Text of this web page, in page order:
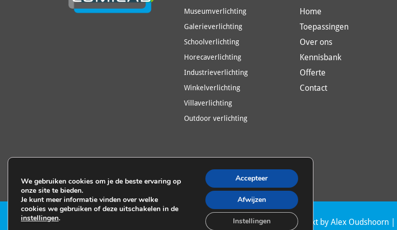
Museumverlichting
Galerieverlichting
Schoolverlichting
Horecaverlichting
Industrieverlichting
Winkelverlichting
Villaverlichting
Outdoor verlichting
Home
Toepassingen
Over ons
Kennisbank
Offerte
Contact
©2026 Lumilab | Website by The Dare Company | Text by Alex Oudshoorn |
We gebruiken cookies om je de beste ervaring op
onze site te bieden.
Je kunt meer informatie vinden over welke
cookies we gebruiken of deze uitschakelen in de
instellingen.
Accepteer
Afwijzen
Instellingen